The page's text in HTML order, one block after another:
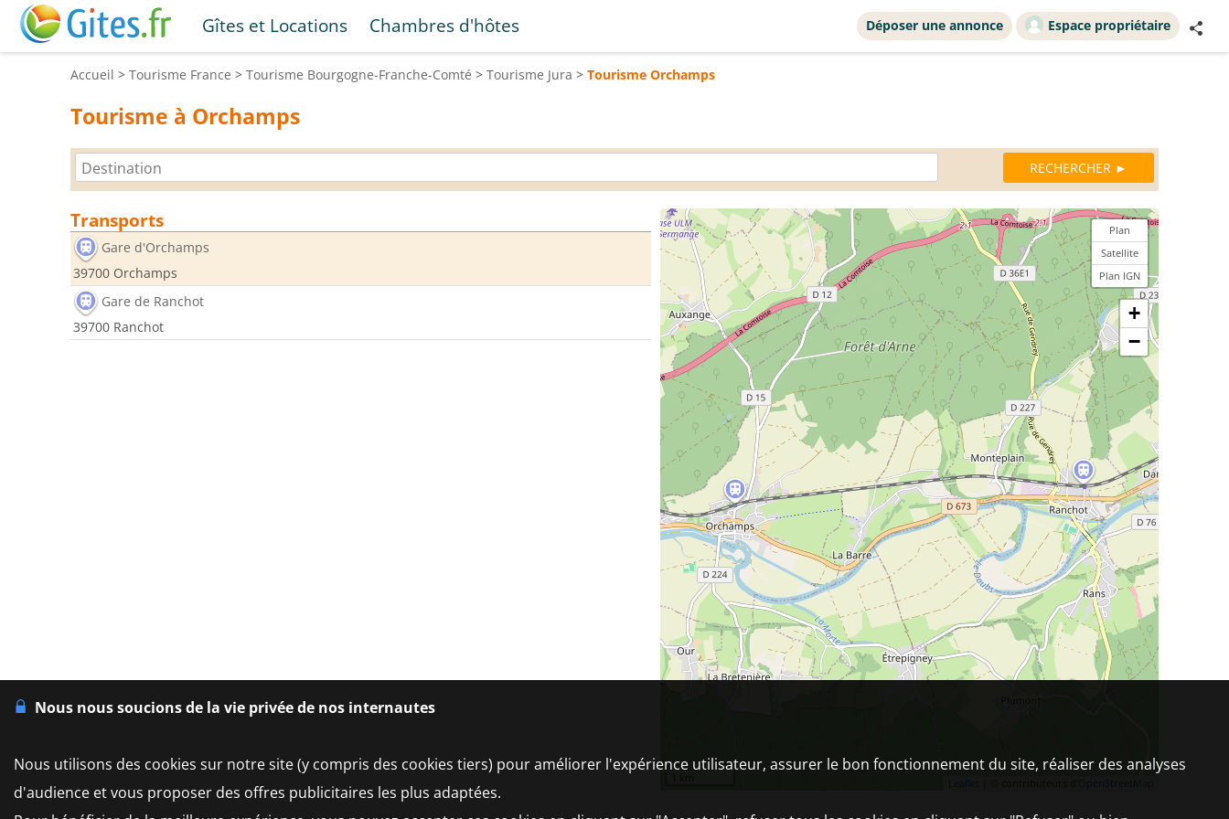
Gîtes et Locations Chambres d'hôtes Déposer une annonce Espace propriétaire
Accueil > Tourisme France > Tourisme Bourgogne-Franche-Comté > Tourisme Jura > Tourisme Orchamps
Tourisme à Orchamps
Transports
Gare d'Orchamps
39700 Orchamps
Gare de Ranchot
39700 Ranchot
Plan
Satellite
Plan IGN
+
−
Nous nous soucions de la vie privée de nos internautes
Nous utilisons des cookies sur notre site (y compris des cookies tiers) pour améliorer l'expérience utilisateur, assurer le bon fonctionnement du site, réaliser des analyses
d'audience et vous proposer des offres publicitaires les plus adaptées.